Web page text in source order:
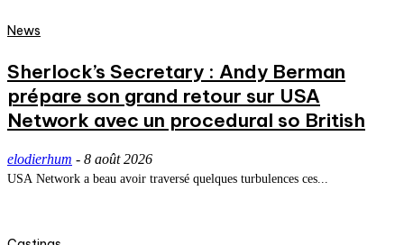
News
Sherlock’s Secretary : Andy Berman
prépare son grand retour sur USA
Network avec un procedural so British
elodierhum - 8 août 2026
USA Network a beau avoir traversé quelques turbulences ces...